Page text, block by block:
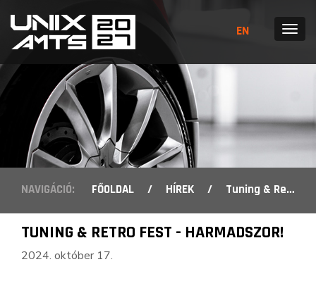
EN MENÜ
NAVIGÁCIÓ: FŐOLDAL / HÍREK / Tuning & Retro Fest - harmadszor!
TUNING & RETRO FEST - HARMADSZOR!
2024. október 17.